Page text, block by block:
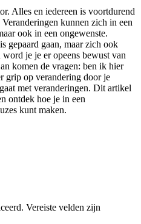
Alles en iedereen is voortdurend
kunnen zich in een
ook in een ongewenste.
gepaard gaan, maar zich ook
je je er opeens bewust van
komen de vragen: ben ik hier
grip op verandering door je
met veranderingen. Dit artikel
ontdek hoe je in een
kunt maken.
Vereiste velden zijn